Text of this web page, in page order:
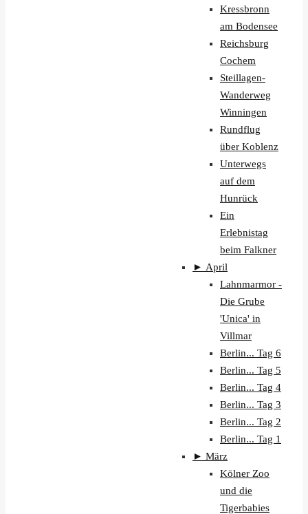
Kressbronn
am Bodensee
Reichsburg
Cochem
Steillagen-
Wanderweg
Winningen
Rundflug
über Koblenz
Unterwegs
auf dem
Hunrück
Ein
Erlebnistag
beim Falkner
► April
Lahnmarmor -
Die Grube
'Unica' in
Villmar
Berlin... Tag 6
Berlin... Tag 5
Berlin... Tag 4
Berlin... Tag 3
Berlin... Tag 2
Berlin... Tag 1
► März
Kölner Zoo
und die
Tigerbabies